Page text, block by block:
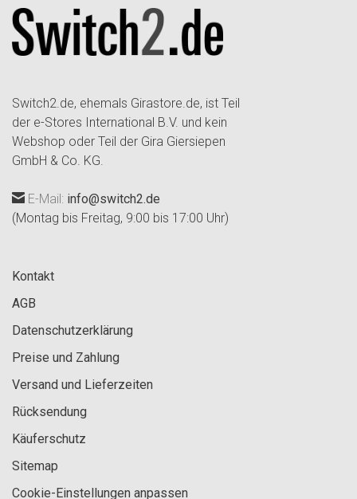
Switch2.de, ehemals Girastore.de, ist Teil
der e-Stores International B.V. und kein
Webshop oder Teil der Gira Giersiepen
GmbH & Co. KG.
E-Mail: info@switch2.de
(Montag bis Freitag, 9:00 bis 17:00 Uhr)
Kontakt
AGB
Datenschutzerklärung
Preise und Zahlung
Versand und Lieferzeiten
Rücksendung
Käuferschutz
Sitemap
Cookie-Einstellungen anpassen